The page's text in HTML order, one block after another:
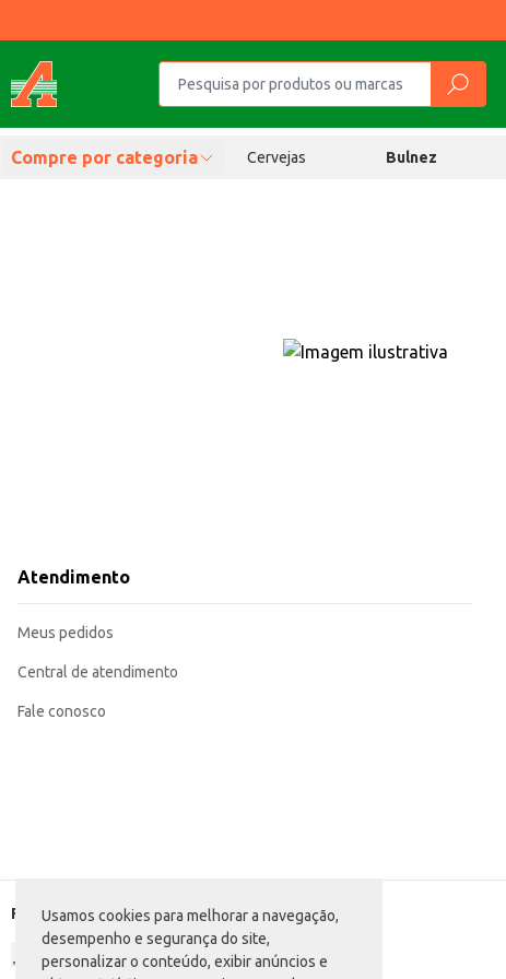
Usamos cookies para melhorar a navegação,
desempenho e segurança do site,
personalizar o conteúdo, exibir anúncios e
Compre por categoria Cervejas Bulnez
Atendimento
Meus pedidos
Central de atendimento
Fale conosco
Formas de pagamento